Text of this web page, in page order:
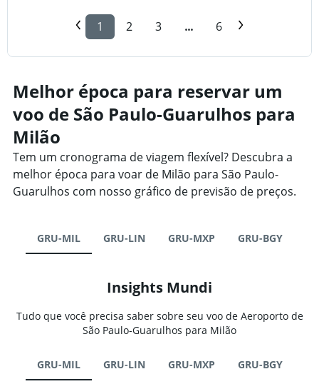
1 2 3 ... 6
Melhor época para reservar um
voo de São Paulo-Guarulhos para
Milão
Tem um cronograma de viagem flexível? Descubra a
melhor época para voar de Milão para São Paulo-
Guarulhos com nosso gráfico de previsão de preços.
GRU-MIL GRU-LIN GRU-MXP GRU-BGY
Insights Mundi
Tudo que você precisa saber sobre seu voo de Aeroporto de
São Paulo-Guarulhos para Milão
GRU-MIL GRU-LIN GRU-MXP GRU-BGY